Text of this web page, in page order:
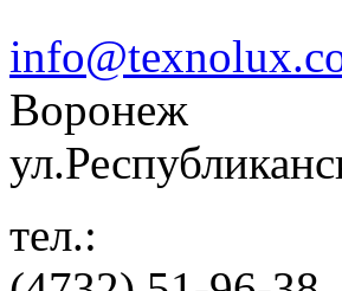
Воронеж
тел.: